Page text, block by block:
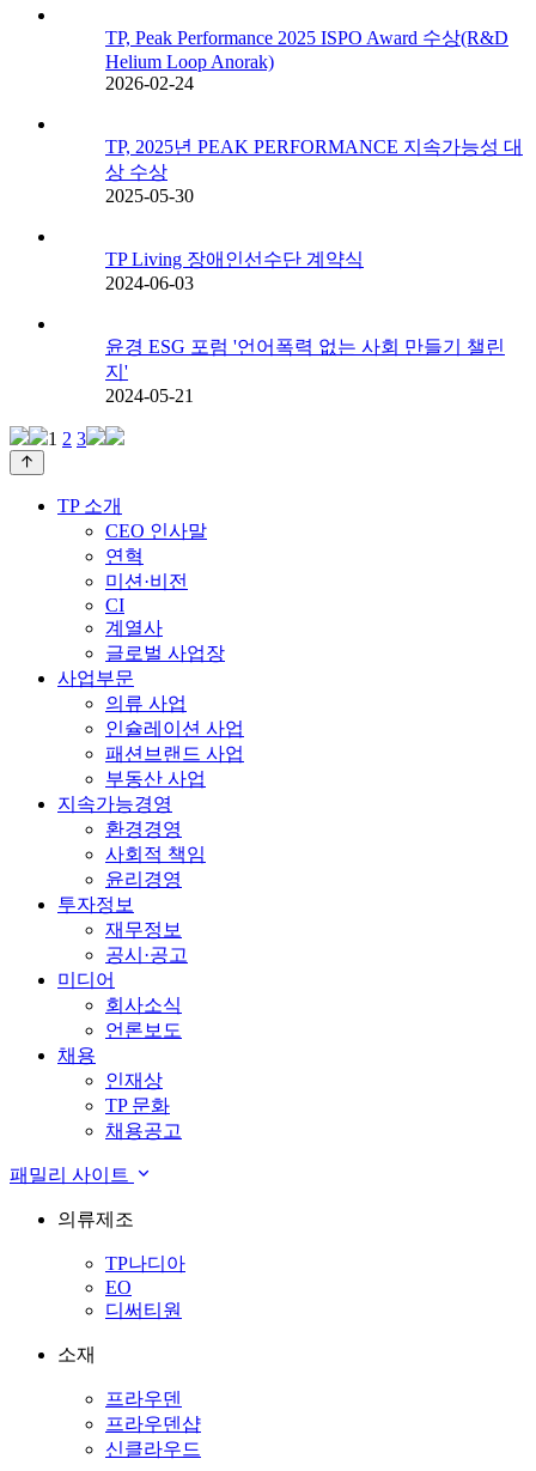
TP, Peak Performance 2025 ISPO Award 수상(R&D
Helium Loop Anorak)
2026-02-24
TP, 2025년 PEAK PERFORMANCE 지속가능성 대
상 수상
2025-05-30
TP Living 장애인선수단 계약식
2024-06-03
윤경 ESG 포럼 '언어폭력 없는 사회 만들기 챌린
지'
2024-05-21
1 2 3
TP 소개
CEO 인사말
연혁
미션·비전
CI
계열사
글로벌 사업장
사업부문
의류 사업
인슐레이션 사업
패션브랜드 사업
부동산 사업
지속가능경영
환경경영
사회적 책임
윤리경영
투자정보
재무정보
공시·공고
미디어
회사소식
언론보도
채용
인재상
TP 문화
채용공고
패밀리 사이트
의류제조
TP나디아
EO
디써티원
소재
프라우덴
프라우덴샵
신클라우드